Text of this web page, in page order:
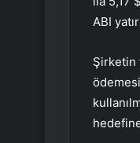
ABI
Şirketin